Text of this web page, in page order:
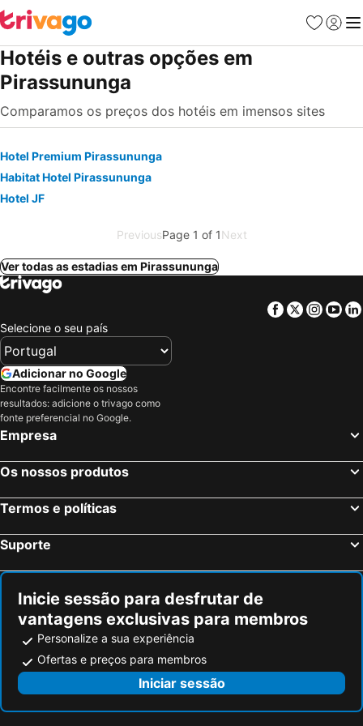
Favoritos
Iniciar
Hotéis e outras opções em
Pirassununga
Comparamos os preços dos hotéis em imensos sites
Hotel Premium Pirassununga
Habitat Hotel Pirassununga
Hotel JF
PreviousPage 1 of 1Next
Ver todas as estadias em Pirassununga
Facebook
Twitter
Selecione o seu país
Adicionar no Google
Encontre facilmente os nossos
resultados: adicione o trivago como
fonte preferencial no Google.
Empresa
Os nossos produtos
Termos e políticas
Suporte
Inicie sessão para desfrutar de
vantagens exclusivas para membros
Personalize a sua experiência
Ofertas e preços para membros
Iniciar sessão